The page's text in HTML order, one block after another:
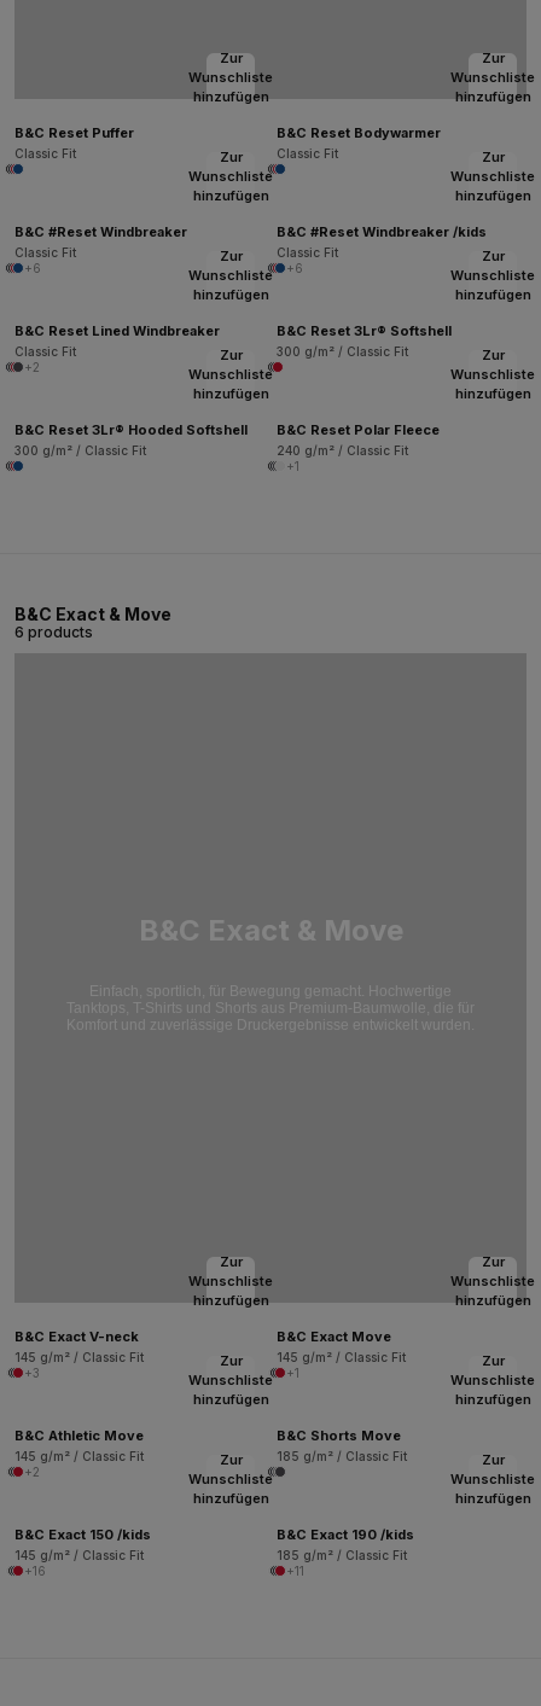
Zur
Wunschliste
hinzufügen
B&C Reset Puffer
Classic Fit
Zur
Wunschliste
hinzufügen
B&C Reset Bodywarmer
Classic Fit
Zur
Wunschliste
hinzufügen
B&C #Reset Windbreaker
Classic Fit
+6
Zur
Wunschliste
hinzufügen
B&C #Reset Windbreaker /kids
Classic Fit
+6
Zur
Wunschliste
hinzufügen
B&C Reset Lined Windbreaker
Classic Fit
+2
Zur
Wunschliste
hinzufügen
B&C Reset 3Lr® Softshell
300 g/m² / Classic Fit
Zur
Wunschliste
hinzufügen
B&C Reset 3Lr® Hooded Softshell
300 g/m² / Classic Fit
Zur
Wunschliste
hinzufügen
B&C Reset Polar Fleece
240 g/m² / Classic Fit
+1
B&C Exact & Move
6 products
B&C Exact & Move
Einfach, sportlich, für Bewegung gemacht. Hochwertige
Tanktops, T-Shirts und Shorts aus Premium-Baumwolle, die für
Komfort und zuverlässige Druckergebnisse entwickelt wurden.
Zur
Wunschliste
hinzufügen
B&C Exact V-neck
145 g/m² / Classic Fit
+3
Zur
Wunschliste
hinzufügen
B&C Exact Move
145 g/m² / Classic Fit
+1
Zur
Wunschliste
hinzufügen
B&C Athletic Move
145 g/m² / Classic Fit
+2
Zur
Wunschliste
hinzufügen
B&C Shorts Move
185 g/m² / Classic Fit
Zur
Wunschliste
hinzufügen
B&C Exact 150 /kids
145 g/m² / Classic Fit
+16
Zur
Wunschliste
hinzufügen
B&C Exact 190 /kids
185 g/m² / Classic Fit
+11